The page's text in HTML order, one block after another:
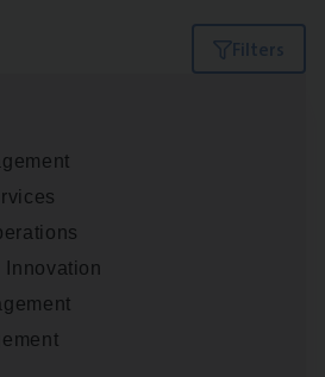
Filters
Innovation